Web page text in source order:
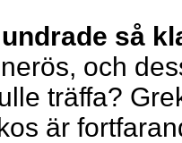
så
och
träffa?
är